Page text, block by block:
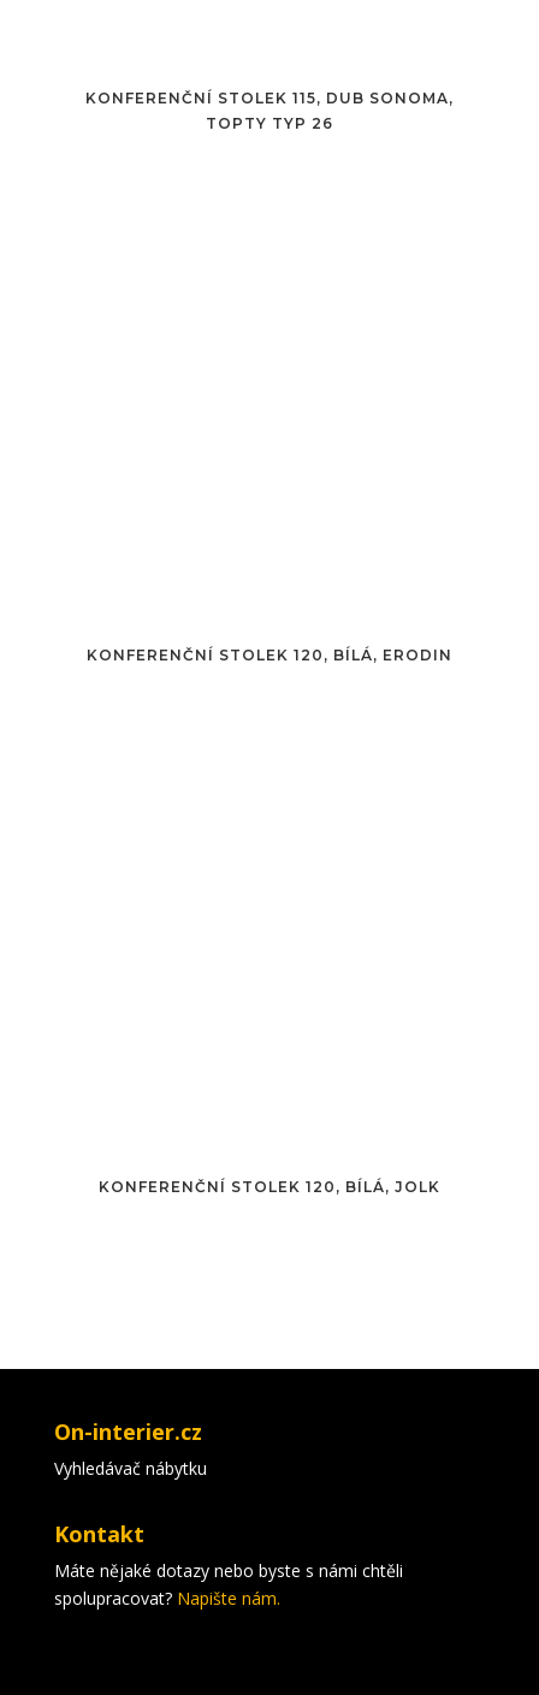
KONFERENČNÍ STOLEK 115, DUB SONOMA,
TOPTY TYP 26
KONFERENČNÍ STOLEK 120, BÍLÁ, ERODIN
KONFERENČNÍ STOLEK 120, BÍLÁ, JOLK
On-interier.cz
Vyhledávač nábytku
Kontakt
Máte nějaké dotazy nebo byste s námi chtěli
spolupracovat? Napište nám.